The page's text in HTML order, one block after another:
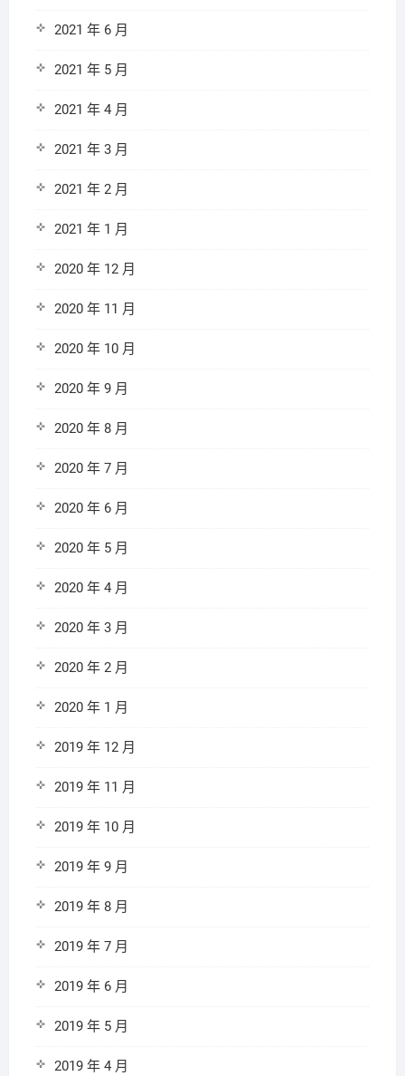
2021 年 6 月
2021 年 5 月
2021 年 4 月
2021 年 3 月
2021 年 2 月
2021 年 1 月
2020 年 12 月
2020 年 11 月
2020 年 10 月
2020 年 9 月
2020 年 8 月
2020 年 7 月
2020 年 6 月
2020 年 5 月
2020 年 4 月
2020 年 3 月
2020 年 2 月
2020 年 1 月
2019 年 12 月
2019 年 11 月
2019 年 10 月
2019 年 9 月
2019 年 8 月
2019 年 7 月
2019 年 6 月
2019 年 5 月
2019 年 4 月